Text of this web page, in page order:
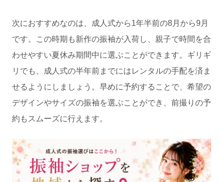
次におすすめなのは、成人式から1年半前の8月から9月
です。この時期も新作の振袖が入荷し、親子で時間を合
わせやすい夏休み期間中に選ぶことができます。ギリギ
リでも、成人式の半年前までにはレンタルの手配を済ま
せるようにしましょう。早めに予約することで、希望の
デザインやサイズの振袖を選ぶことができ、前撮りの予
約もスムーズに行えます。